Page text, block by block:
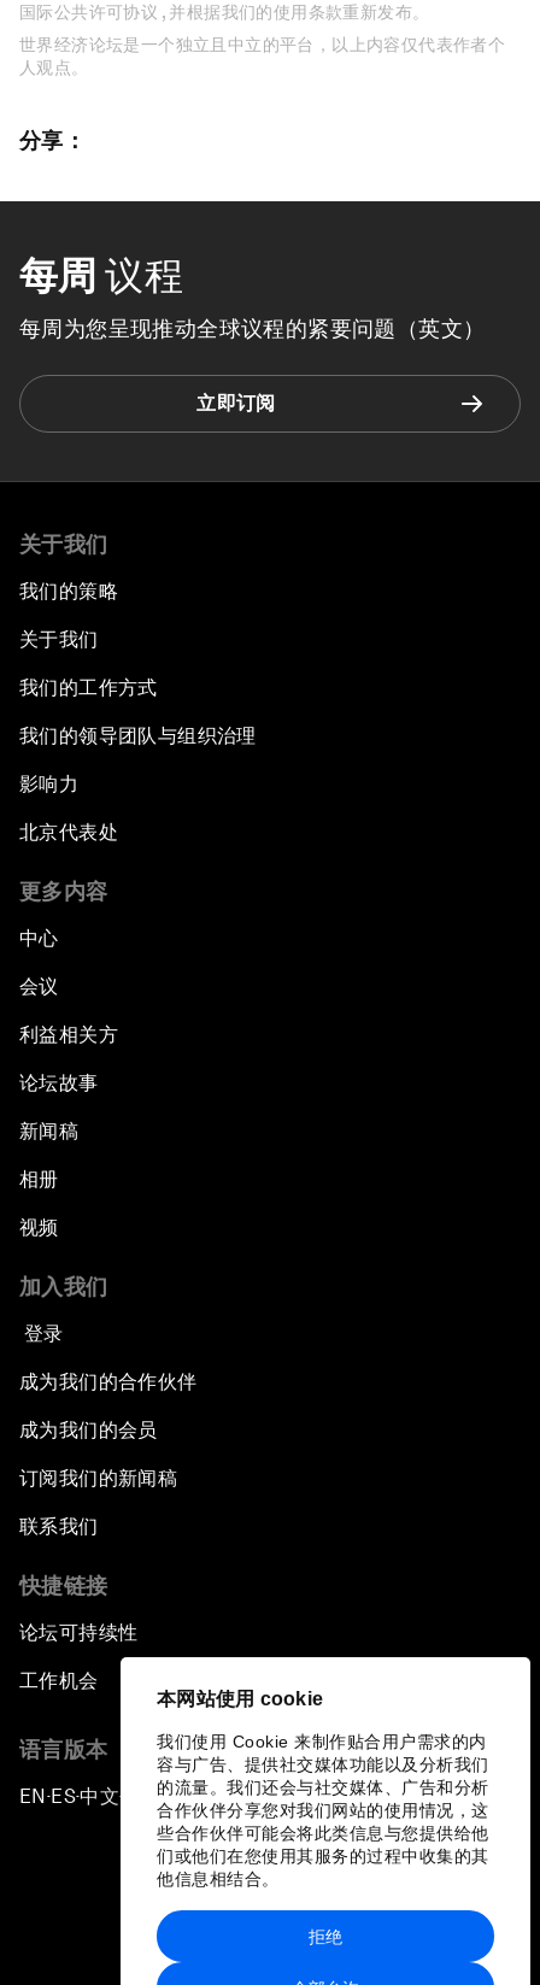
本网站使用 cookie
我们使用 Cookie 来制作贴合用户需求的内
容与广告、提供社交媒体功能以及分析我们
的流量。我们还会与社交媒体、广告和分析
合作伙伴分享您对我们网站的使用情况，这
些合作伙伴可能会将此类信息与您提供给他
们或他们在您使用其服务的过程中收集的其
他信息相结合。
拒绝
国际公共许可协议 , 并根据我们的使用条款重新发布。
世界经济论坛是一个独立且中立的平台，以上内容仅代表作者个
人观点。
分享：
每周 议程
每周为您呈现推动全球议程的紧要问题（英文）
立即订阅
关于我们
我们的策略
关于我们
我们的工作方式
我们的领导团队与组织治理
影响力
北京代表处
更多内容
中心
会议
利益相关方
论坛故事
新闻稿
相册
视频
加入我们
登录
成为我们的合作伙伴
成为我们的会员
订阅我们的新闻稿
联系我们
快捷链接
论坛可持续性
工作机会
语言版本
EN ▪ES▪中文▪ 日本語